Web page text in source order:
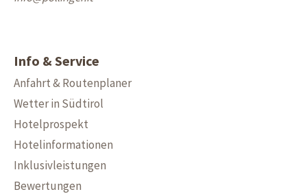
Info & Service
Anfahrt & Routenplaner
Wetter in Südtirol
Hotelprospekt
Hotelinformationen
Inklusivleistungen
Bewertungen